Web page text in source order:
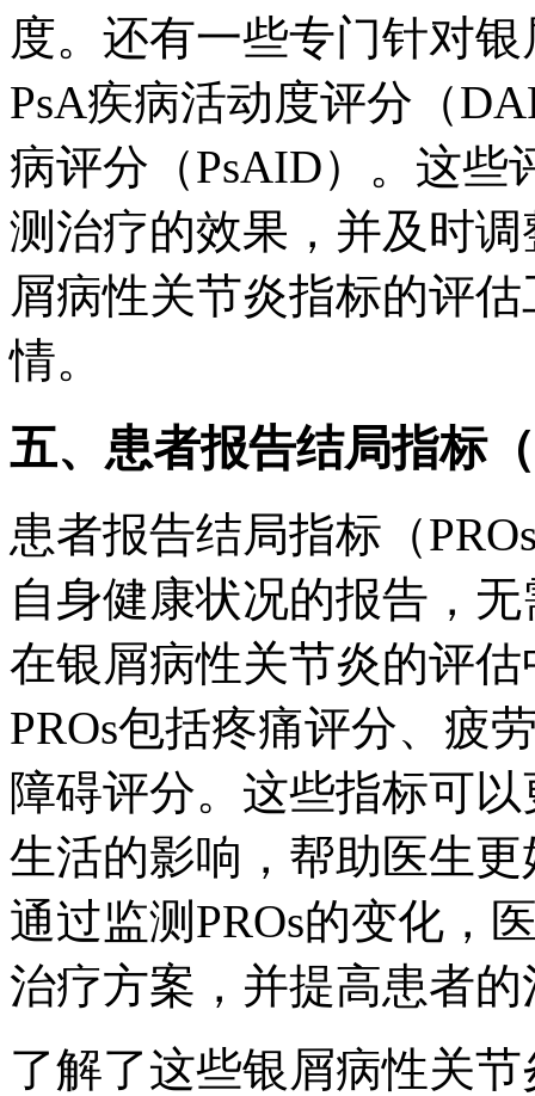
度。还有一些专门针对
PsA疾病活动度评分（
病评分（PsAID）。这些
测治疗的效果，并及时
屑病性关节炎指标的评
情。
五、患者报告结局指标
患者报告结局指标（
自身健康状况的报告，
在银屑病性关节炎的评
PROs包括疼痛评分、疲
障碍评分。这些指标可
生活的影响，帮助医生
通过监测PROs的变化，
治疗方案，并提高患者
了解了这些银屑病性关